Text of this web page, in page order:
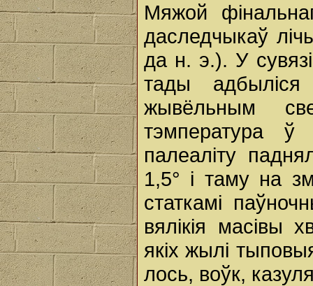
Мяжой
даследчыкаў
да н. э.). У
тады
жывёльным
тэмпература ў
палеаліту
1,5° і таму на
статкамі
вялікія масівы
якіх жылі
лось, воўк,